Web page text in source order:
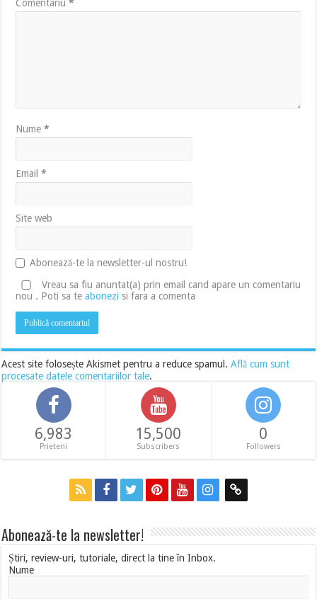
Comentariu*
Nume*
Email*
Site web
Abonează-te la newsletter-ul nostru!
Vreau sa fiu anuntat(a) prin email cand apare un comentariu
nou . Poti sa teabonezi si fara a comenta
Acest site folosește Akismet pentru a reduce spamul.Află cum sunt
procesate datele comentariilor tale.
6,983
Prieteni
15,500
Subscribers
0
Followers
Abonează-te la newsletter!
Știri, review-uri, tutoriale, direct la tine în Inbox.
Nume